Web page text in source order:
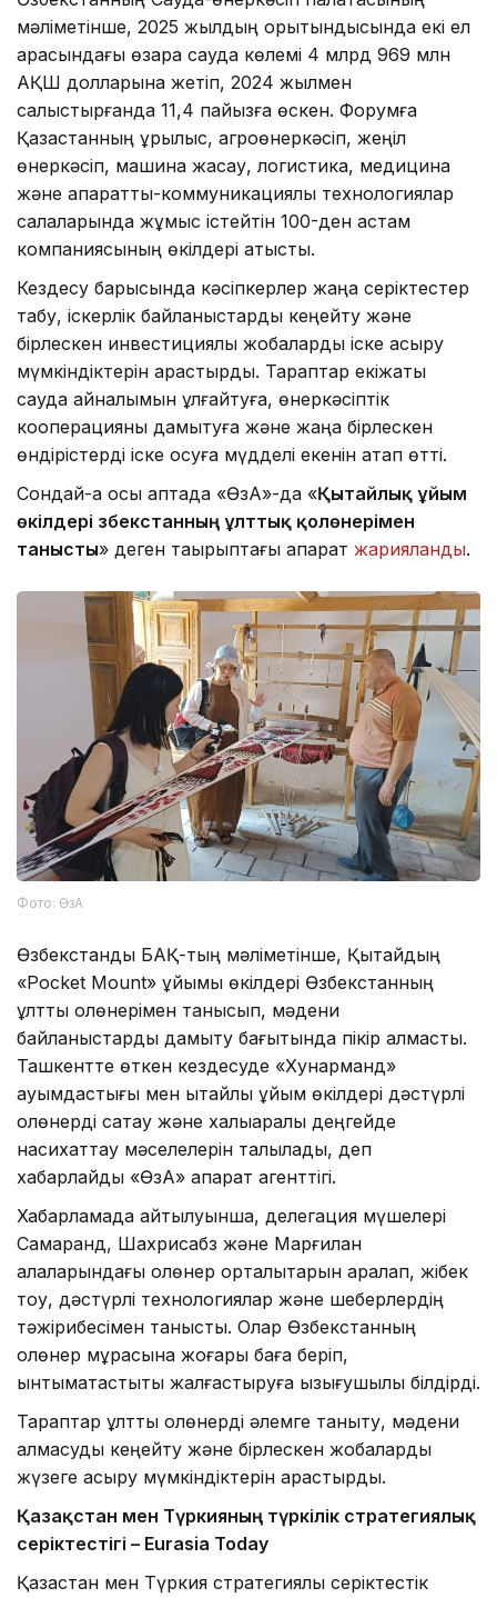
мәліметінше, 2025 жылдың қорытындысында екі ел
арасындағы өзара сауда көлемі 4 млрд 969 млн
АҚШ долларына жетіп, 2024 жылмен
салыстырғанда 11,4 пайызға өскен. Форумға
Қазақстанның құрылыс, агроөнеркәсіп, жеңіл
өнеркәсіп, машина жасау, логистика, медицина
және ақпараттық-коммуникациялық технологиялар
салаларында жұмыс істейтін 100-ден астам
компаниясының өкілдері қатысты.
Кездесу барысында кәсіпкерлер жаңа серіктестер
табу, іскерлік байланыстарды кеңейту және
бірлескен инвестициялық жобаларды іске асыру
мүмкіндіктерін қарастырды. Тараптар екіжақты
сауда айналымын ұлғайтуға, өнеркәсіптік
кооперацияны дамытуға және жаңа бірлескен
өндірістерді іске қосуға мүдделі екенін атап өтті.
Сондай-ақ осы аптада «ӨзА»-да «Қытайлық ұйым
өкілдері Өзбекстанның ұлттық қолөнерімен
танысты» деген тақырыптағы ақпарат жарияланды.
Фото: ӨзА
Өзбекстандық БАҚ-тың мәліметінше, Қытайдың
«Pocket Mount» ұйымы өкілдері Өзбекстанның
ұлттық қолөнерімен танысып, мәдени
байланыстарды дамыту бағытында пікір алмасты.
Ташкентте өткен кездесуде «Хунарманд»
қауымдастығы мен қытайлық ұйым өкілдері дәстүрлі
қолөнерді сақтау және халықаралық деңгейде
насихаттау мәселелерін талқылады, деп
хабарлайды «ӨзА» ақпарат агенттігі.
Хабарламада айтылуынша, делегация мүшелері
Самарқанд, Шахрисабз және Марғилан
қалаларындағы қолөнер орталықтарын аралап, жібек
тоқу, дәстүрлі технологиялар және шеберлердің
тәжірибесімен танысты. Олар Өзбекстанның
қолөнер мұрасына жоғары баға беріп,
ынтымақтастықты жалғастыруға қызығушылық білдірді.
Тараптар ұлттық қолөнерді әлемге таныту, мәдени
алмасуды кеңейту және бірлескен жобаларды
жүзеге асыру мүмкіндіктерін қарастырды.
Қазақстан мен Түркияның түркілік стратегиялық
серіктестігі – Eurasia Today
Қазақстан мен Түркия стратегиялық серіктестік